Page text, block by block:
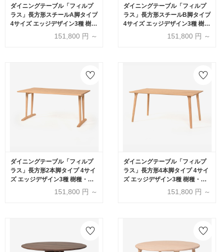
ダイニングテーブル「フィルプ
ラス」長方形スチールA脚タイプ
4サイズ エッジデザイン3種 樹
種・塗装色5種【受注生産品】
151,800 円 ～
ダイニングテーブル「フィルプ
ラス」長方形スチールB脚タイプ
4サイズ エッジデザイン3種 樹
種・塗装色5種【受注生産品】
151,800 円 ～
ダイニングテーブル「フィルプ
ラス」長方形2本脚タイプ 4サイ
ズ エッジデザイン3種 樹種・塗
装色5種【受注生産品】
151,800 円 ～
ダイニングテーブル「フィルプ
ラス」長方形4本脚タイプ 4サイ
ズ エッジデザイン3種 樹種・塗
装色5種【受注生産品】
151,800 円 ～